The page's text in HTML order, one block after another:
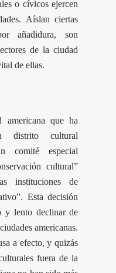
o cívicos ejercen
Aíslan ciertas
añadidura, son
de la ciudad
de ellas.
que ha
distrito cultural
comité especial
cultural”
instituciones de
Esta decisión
y lento declinar de
americanas.
a efecto, y quizás
fuera de la